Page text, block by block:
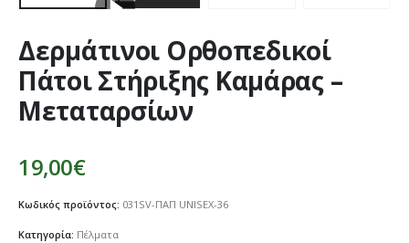
Δερμάτινοι Ορθοπεδικοί
Πάτοι Στήριξης Καμάρας –
Μεταταρσίων
19,00€
Κωδικός προϊόντος: 031SV-ΠΑΠ UNISEX-36
Κατηγορία: Πέλματα